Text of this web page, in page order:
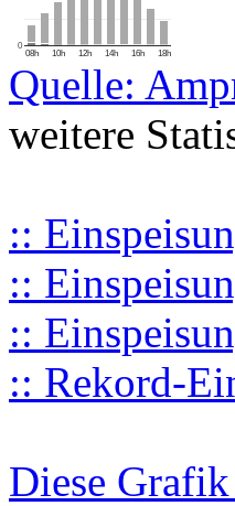
08h 10h 12h 14h 16h 18h
0
Quelle:
weitere
::
::
::
:: Rekord-
Diese